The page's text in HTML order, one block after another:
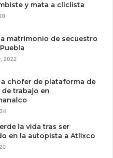
y mata a cliclista
matrimonio de secuestro
2022
chofer de plataforma de
de trabajo en
la vida tras ser
en la autopista a Atlixco